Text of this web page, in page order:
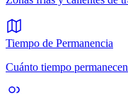
Tiempo de Permanencia
Cuánto tiempo